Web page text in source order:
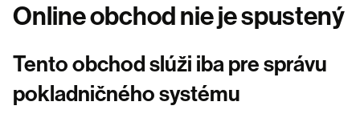
Online obchod nie je spustený
Tento obchod slúži iba pre správu
pokladničného systému